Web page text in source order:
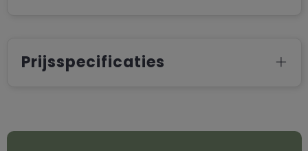
Prijsspecificaties